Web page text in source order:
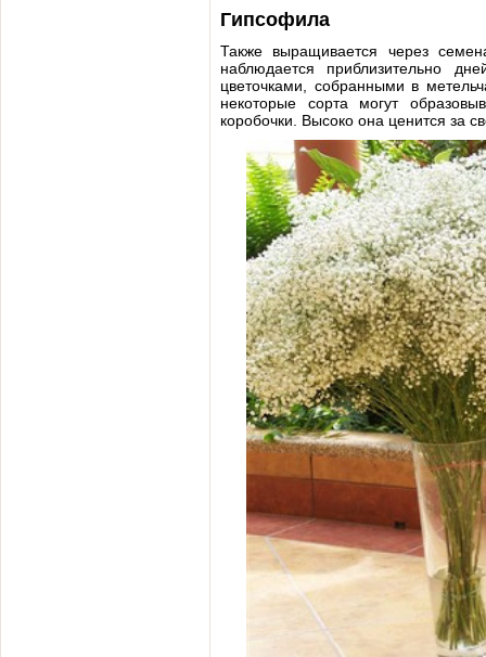
Гипсофила
Также выращивается через
наблюдается приблизительно
цветочками, собранными в
некоторые сорта могут
коробочки. Высоко она ценится за